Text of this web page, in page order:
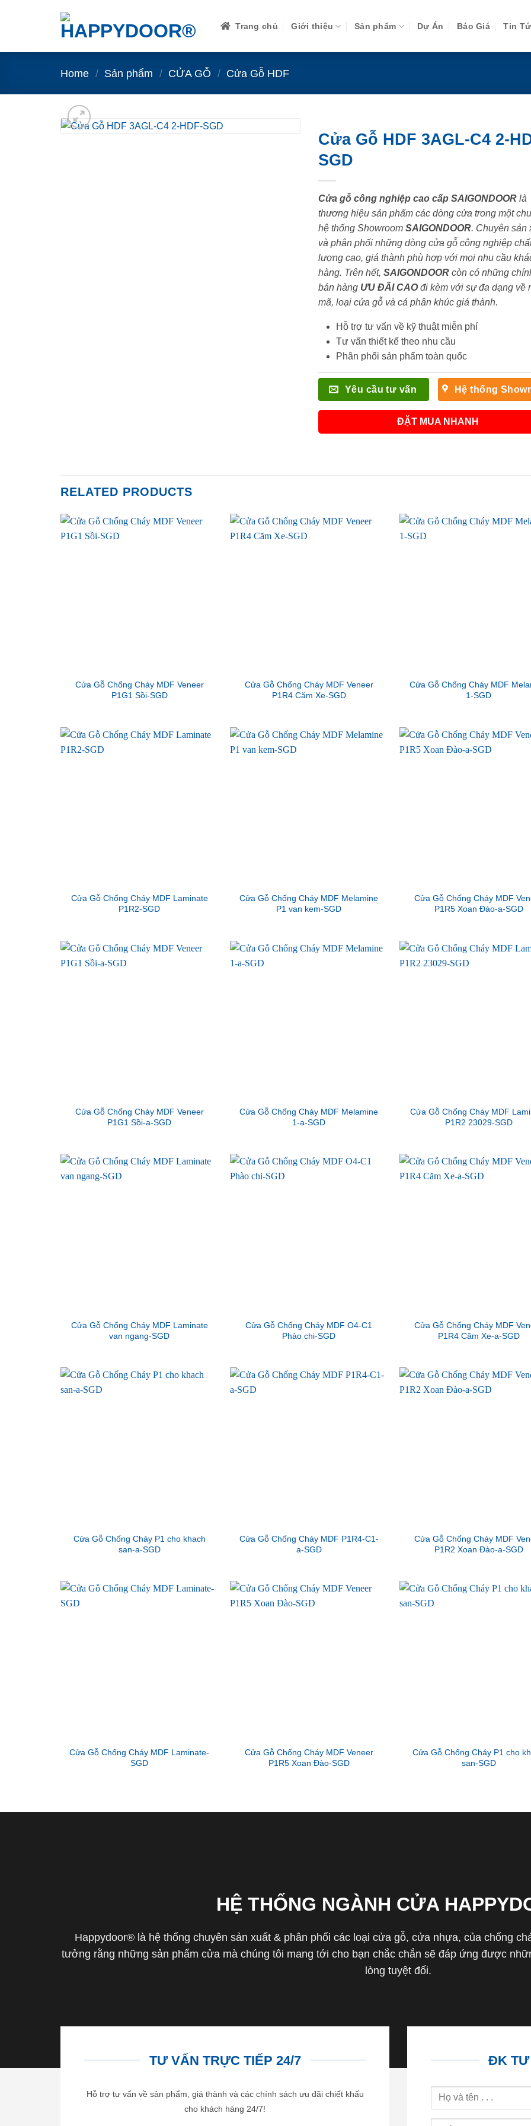
Trang chủ Giới thiệu Sản phẩm Dự Án Báo Giá Tin
Home / Sản phẩm / CỬA GỖ / Cửa Gỗ HDF
Cửa Gỗ HDF 3AGL-C4 2-
SGD
Cửa gỗ công nghiệp cao cấp SAIGONDOORlà
thương hiệu sản phẩm các dòng cửa trong một
hệ thống Showroom SAIGONDOOR. Chuyên sản
và phân phối những dòng cửa gỗ công nghiệp
lượng cao, giá thành phù hợp với mọi nhu cầu
hàng. Trên hết, SAIGONDOORcòn có những
bán hàng ƯU ĐÃI CAOđi kèm với sự đa dạng về
mã, loại cửa gỗ và cả phân khúc giá thành.
Hỗ trợ tư vấn về kỹ thuật miễn phí
Tư vấn thiết kế theo nhu cầu
Phân phối sản phẩm toàn quốc
Yêu cầu tư vấn Hệ thống
ĐẶT MUA NHANH
RELATED PRODUCTS
Cửa Gỗ Chống Cháy MDF Veneer
P1G1 Sồi-SGD
Cửa Gỗ Chống Cháy MDF Veneer
P1R4 Căm Xe-SGD
Cửa Gỗ Chống Cháy MDF
1-SGD
Cửa Gỗ Chống Cháy MDF Laminate
P1R2-SGD
Cửa Gỗ Chống Cháy MDF Melamine
P1 van kem-SGD
Cửa Gỗ Chống Cháy MDF
P1R5 Xoan Đào-a-SGD
Cửa Gỗ Chống Cháy MDF Veneer
P1G1 Sồi-a-SGD
Cửa Gỗ Chống Cháy MDF Melamine
1-a-SGD
Cửa Gỗ Chống Cháy MDF
P1R2 23029-SGD
Cửa Gỗ Chống Cháy MDF Laminate
van ngang-SGD
Cửa Gỗ Chống Cháy MDF O4-C1
Phào chi-SGD
Cửa Gỗ Chống Cháy MDF
P1R4 Căm Xe-a-SGD
Cửa Gỗ Chống Cháy P1 cho khach
san-a-SGD
Cửa Gỗ Chống Cháy MDF P1R4-C1-
a-SGD
Cửa Gỗ Chống Cháy MDF
P1R2 Xoan Đào-a-SGD
Cửa Gỗ Chống Cháy MDF Laminate-
SGD
Cửa Gỗ Chống Cháy MDF Veneer
P1R5 Xoan Đào-SGD
Cửa Gỗ Chống Cháy P1 cho
san-SGD
HỆ THỐNG NGÀNH CỬA
Happydoor® là hệ thống chuyên sản xuất & phân phối các loại cửa gỗ, cửa nhựa, của chống
tưởng rằng những sản phẩm cửa mà chúng tôi mang tới cho bạn chắc chắn sẽ đáp ứng được
lòng tuyệt đối.
TƯ VẤN TRỰC TIẾP 24/7
Hỗ trợ tư vấn về sản phẩm, giá thành và các chính sách ưu đãi chiết khấu
cho khách hàng 24/7!
ĐK TƯ